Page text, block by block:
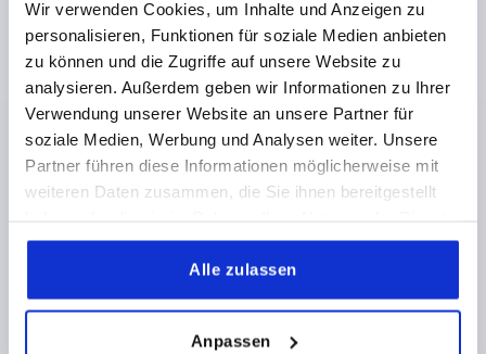
Wir verwenden Cookies, um Inhalte und Anzeigen zu
personalisieren, Funktionen für soziale Medien anbieten
zu können und die Zugriffe auf unsere Website zu
analysieren. Außerdem geben wir Informationen zu Ihrer
Verwendung unserer Website an unsere Partner für
soziale Medien, Werbung und Analysen weiter. Unsere
Partner führen diese Informationen möglicherweise mit
weiteren Daten zusammen, die Sie ihnen bereitgestellt
gesammelt haben.
Alle zulassen
Anpassen
KLEMMHEBEL FLACH GR.3 M08, ZINK ORANGE
RAL2004 KUNSTSTOFFBESCHICHTET,
KOMP:EDELSTAHL BLANK
FARBE GRUNDKÖRPER=REINORANGE RAL 2004
GRÖSSE=3
D=16 D1=21,2 D2=22 H=37
H1=10
GRIFFHÖHE=38 H4=42
GRIFFLÄNGE=80